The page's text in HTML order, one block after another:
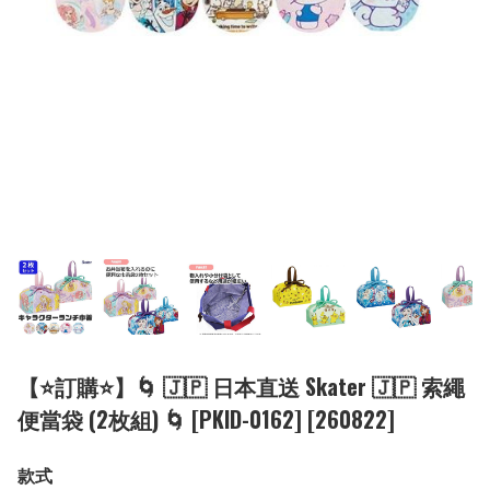
【⭐訂購⭐】🌀 🇯🇵 日本直送 Skater 🇯🇵 索繩
便當袋 (2枚組) 🌀 [PKID-0162] [260822]
款式